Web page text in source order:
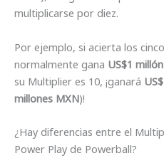
multiplicarse por diez.
Por ejemplo, si acierta los
normalmente gana US$1 millón
su Multiplier es 10, ¡ganará
millones MXN)!
¿Hay diferencias entre el
Power Play de Powerball?